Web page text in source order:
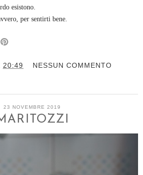
esistono.
per sentirti bene.
20:49 NESSUN COMMENTO
23 NOVEMBRE 2019